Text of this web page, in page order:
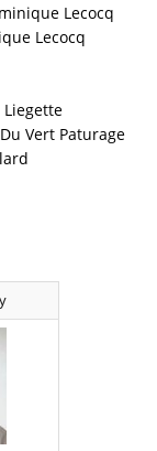
Lecocq
Lecocq
Liegette
Vert Paturage